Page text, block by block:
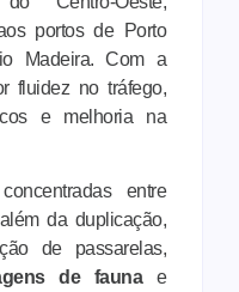
portos de Porto
Madeira. Com a
fluidez no tráfego,
e melhoria na
entre
da duplicação,
de passarelas,
de faunae